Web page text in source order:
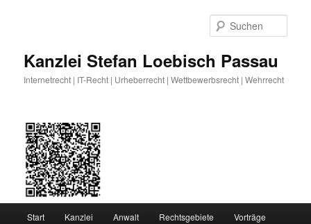
Kanzlei Stefan Loebisch Passau
Internetrecht | IT-Recht | Urheberrecht | Wettbewerbsrecht | Wehrrecht
Start Kanzlei Anwalt Rechtsgebiete Vorträge